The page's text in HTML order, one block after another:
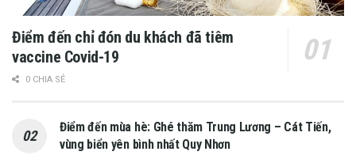
Điểm đến chỉ đón du khách đã tiêm
vaccine Covid-19
0 CHIA SẺ
Điểm đến mùa hè: Ghé thăm Trung Lương – Cát Tiến,
vùng biển yên bình nhất Quy Nhơn